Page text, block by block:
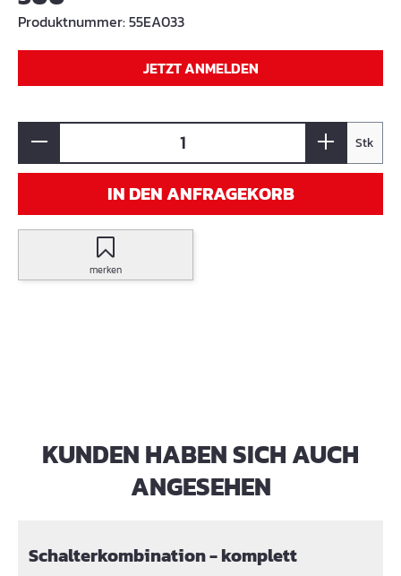
Produktnummer:55EA033
JETZT ANMELDEN
Stk
IN DEN ANFRAGEKORB
merken
Produktgalerie überspringen
KUNDEN HABEN SICH AUCH
ANGESEHEN
Schalterkombination - komplett